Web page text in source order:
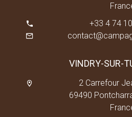
+33 4 74
VINDRY-SUR-
2 Carrefour
69490